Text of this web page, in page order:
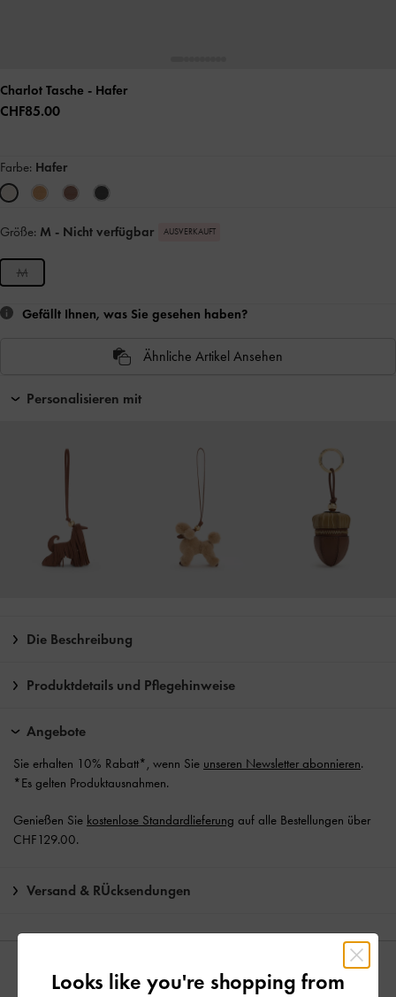
Charlot Tasche - Hafer
CHF85.00
Farbe: Hafer
Größe: M - Nicht verfügbar AUSVERKAUFT
M
Gefällt Ihnen, was Sie gesehen haben?
Ähnliche Artikel Ansehen
Personalisieren mit
Die Beschreibung
Produktdetails und Pflegehinweise
Angebote
Sie erhalten 10% Rabatt*, wenn Sie unseren Newsletter abonnieren.
*Es gelten Produktausnahmen.
Genießen Sie kostenlose Standardlieferung auf alle Bestellungen über
CHF129.00.
Versand & RÜcksendungen
YOU MAY ALSO LIKE
Looks like you're shopping from